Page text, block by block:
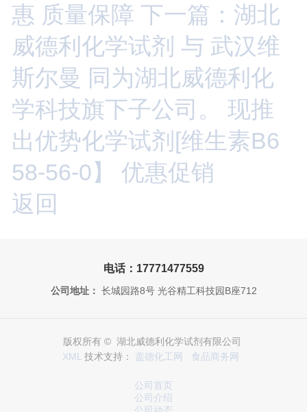
惠 质量保障 下一篇：湖北
威德利化学试剂 与 武汉维
斯尔曼 同为湖北威德利化
学科技旗下子公司。 现推
出优势化学试剂[维生素B6
58-56-0】 优惠促销
返回
电话：17771477559
公司地址： 长城园路8号 光谷精工科技园B座712
版权所有 © 湖北威德利化学试剂有限公司
XML 技术支持： 盖德化工网 食品商务网
公司首页
公司介绍